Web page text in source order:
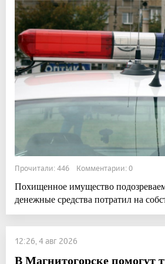
Прочитали: 446 Комментарии: 0
Похищенное имущество
денежные средства потратил на
12:26, 4 авг 2026
В Магнитогорске помогут